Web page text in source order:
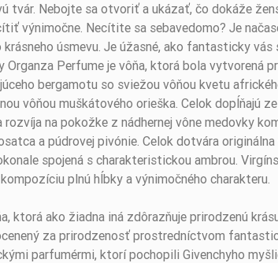
tvár. Nebojte sa otvoriť a ukázať, čo dokáže
výnimočne. Necítite sa sebavedomo? Je
úsmevu. Je úžasné, ako fantasticky
Organza Perfume je vôňa, ktorá bola vytvorená
bergamotu so sviežou vôňou kvetu
vôňou muškátového orieška. Celok dopĺňajú
na pokožke z nádhernej vône medovky
a púdrovej pivónie. Celok dotvára
spojená s charakteristickou ambrou.
plnú hĺbky a výnimočného charakteru.
ktorá ako žiadna iná zdôrazňuje prirodzenú
za prirodzenosť prostredníctvom
parfumérmi, ktorí pochopili Givenchyho